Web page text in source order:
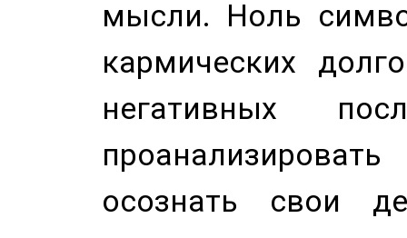
мысли. Ноль
кармических
негативных
осознать свои